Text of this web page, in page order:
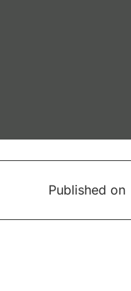
Published on